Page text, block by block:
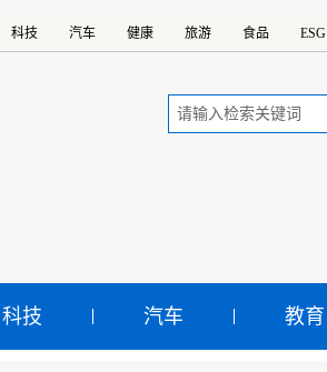
科技 汽车 健康 旅游 食品 ESG
科技 汽车 教育